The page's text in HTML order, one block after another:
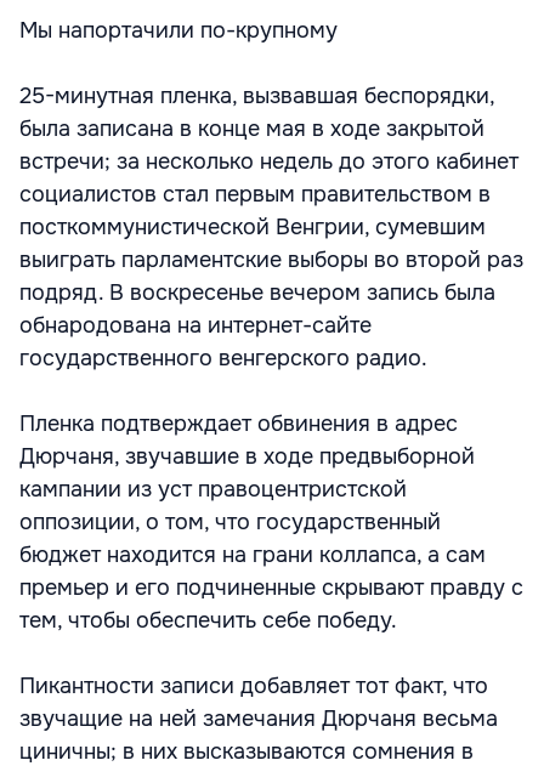
Мы напортачили по-крупному
25-минутная пленка, вызвавшая беспорядки,
была записана в конце мая в ходе закрытой
встречи; за несколько недель до этого кабинет
социалистов стал первым правительством в
посткоммунистической Венгрии, сумевшим
выиграть парламентские выборы во второй раз
подряд. В воскресенье вечером запись была
обнародована на интернет-сайте
государственного венгерского радио.
Пленка подтверждает обвинения в адрес
Дюрчаня, звучавшие в ходе предвыборной
кампании из уст правоцентристской
оппозиции, о том, что государственный
бюджет находится на грани коллапса, а сам
премьер и его подчиненные скрывают правду с
тем, чтобы обеспечить себе победу.
Пикантности записи добавляет тот факт, что
звучащие на ней замечания Дюрчаня весьма
циничны; в них высказываются сомнения в